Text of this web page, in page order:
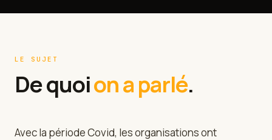
LE SUJET
De quoion a parlé.
Avec la période Covid, les organisations ont